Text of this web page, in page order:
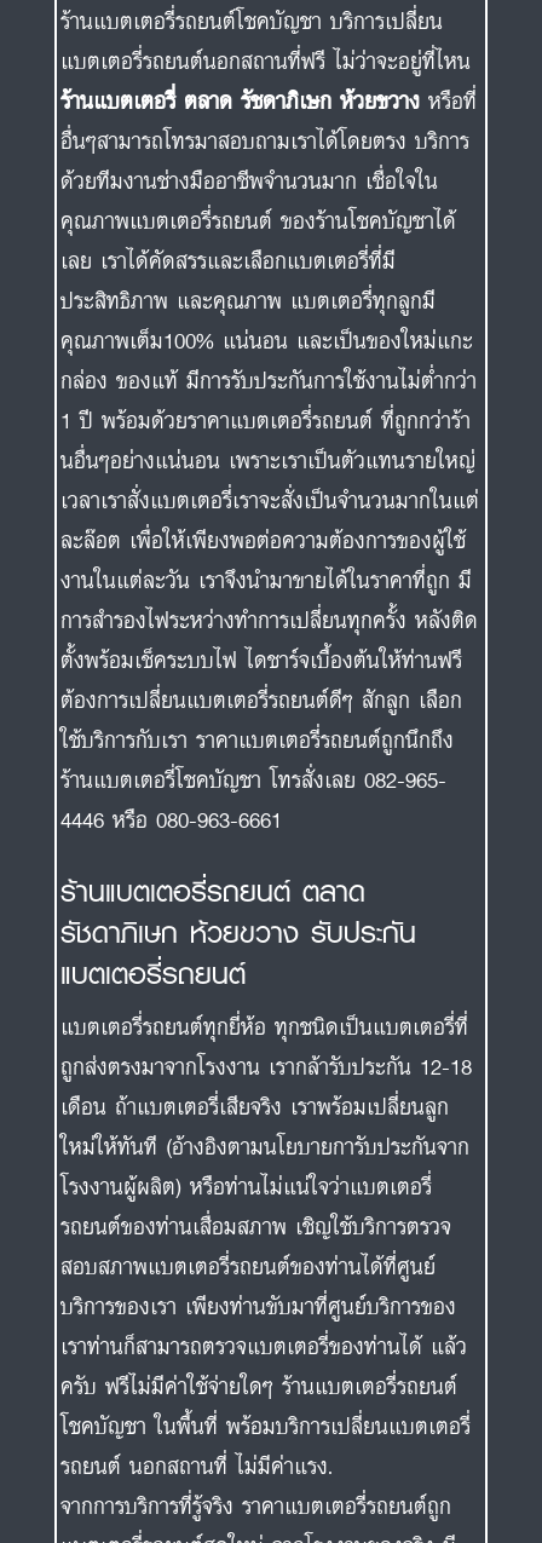
ร้านแบตเตอรี่รถยนต์โชคบัญชา บริการเปลี่ยน
แบตเตอรี่รถยนต์นอกสถานที่ฟรี ไม่ว่าจะอยู่ที่ไหน
ร้านแบตเตอรี่ ตลาด รัชดาภิเษก ห้วยขวาง หรือที่
อื่นๆสามารถโทรมาสอบถามเราได้โดยตรง บริการ
ด้วยทีมงานช่างมืออาชีพจำนวนมาก เชื่อใจใน
คุณภาพแบตเตอรี่รถยนต์ ของร้านโชคบัญชาได้
เลย เราได้คัดสรรและเลือกแบตเตอรี่ที่มี
ประสิทธิภาพ และคุณภาพ แบตเตอรี่ทุกลูกมี
คุณภาพเต็ม100% แน่นอน และเป็นของใหม่แกะ
กล่อง ของแท้ มีการรับประกันการใช้งานไม่ต่ำกว่า
1 ปี พร้อมด้วยราคาแบตเตอรี่รถยนต์ ที่ถูกกว่าร้า
นอื่นๆอย่างแน่นอน เพราะเราเป็นตัวแทนรายใหญ่
เวลาเราสั่งแบตเตอรี่เราจะสั่งเป็นจำนวนมากในแต่
ละล๊อต เพื่อให้เพียงพอต่อความต้องการของผู้ใช้
งานในแต่ละวัน เราจึงนำมาขายได้ในราคาที่ถูก มี
การสำรองไฟระหว่างทำการเปลี่ยนทุกครั้ง หลังติด
ตั้งพร้อมเช็คระบบไฟ ไดชาร์จเบื้องต้นให้ท่านฟรี
ต้องการเปลี่ยนแบตเตอรี่รถยนต์ดีๆ สักลูก เลือก
ใช้บริการกับเรา ราคาแบตเตอรี่รถยนต์ถูกนึกถึง
ร้านแบตเตอรี่โชคบัญชา โทรสั่งเลย 082-965-
4446 หรือ 080-963-6661
ร้านแบตเตอรี่รถยนต์ ตลาด
รัชดาภิเษก ห้วยขวาง รับประกัน
แบตเตอรี่รถยนต์
แบตเตอรี่รถยนต์ทุกยี่ห้อ ทุกชนิดเป็นแบตเตอรี่ที่
ถูกส่งตรงมาจากโรงงาน เรากล้ารับประกัน 12-18
เดือน ถ้าแบตเตอรี่เสียจริง เราพร้อมเปลี่ยนลูก
ใหม่ให้ทันที (อ้างอิงตามนโยบายการับประกันจาก
โรงงานผู้ผลิต) หรือท่านไม่แน่ใจว่าแบตเตอรี่
รถยนต์ของท่านเสื่อมสภาพ เชิญใช้บริการตรวจ
สอบสภาพแบตเตอรี่รถยนต์ของท่านได้ที่ศูนย์
บริการของเรา เพียงท่านขับมาที่ศูนย์บริการของ
เราท่านก็สามารถตรวจแบตเตอรี่ของท่านได้ แล้ว
ครับ ฟรีไม่มีค่าใช้จ่ายใดๆ ร้านแบตเตอรี่รถยนต์
โชคบัญชา ในพื้นที่ พร้อมบริการเปลี่ยนแบตเตอรี่
รถยนต์ นอกสถานที่ ไม่มีค่าแรง.
จากการบริการที่รู้จริง ราคาแบตเตอรี่รถยนต์ถูก